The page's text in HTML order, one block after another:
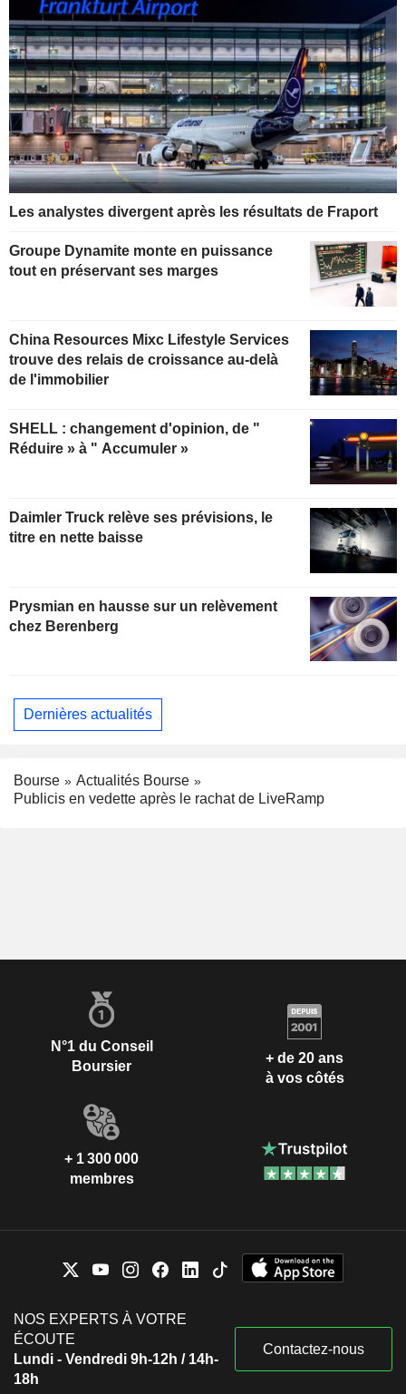
Les analystes divergent après les résultats de Fraport
Groupe Dynamite monte en puissance
tout en préservant ses marges
China Resources Mixc Lifestyle Services
trouve des relais de croissance au-delà
de l'immobilier
SHELL : changement d'opinion, de "
Réduire » à " Accumuler »
Daimler Truck relève ses prévisions, le
titre en nette baisse
Prysmian en hausse sur un relèvement
chez Berenberg
Dernières actualités
Bourse
Actualités Bourse
Publicis en vedette après le rachat de LiveRamp
N°1 du Conseil
Boursier
+ de 20 ans
à vos côtés
+ 1 300 000
membres
NOS EXPERTS À VOTRE
ÉCOUTE
Lundi - Vendredi 9h-12h / 14h-
18h
Contactez-nous